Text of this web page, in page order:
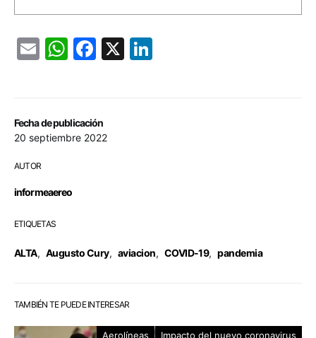
Fecha de publicación
20 septiembre 2022
AUTOR
informeaereo
ETIQUETAS
ALTA, Augusto Cury, aviacion, COVID-19, pandemia
EmailWhatsApp
Facebook
X
TAMBIÉN TE PUEDE INTERESAR
Aerolíneas Impacto del nuevo coronavirus